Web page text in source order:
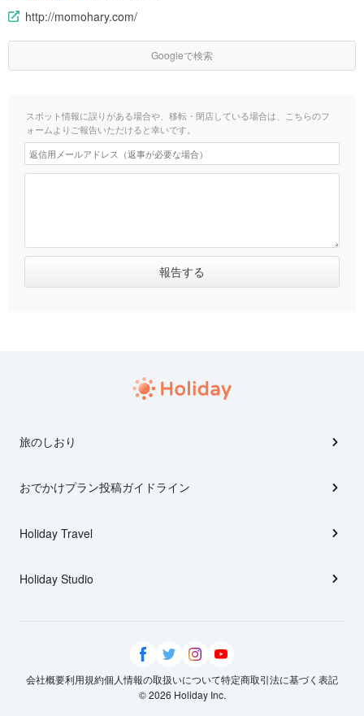
http://momohary.com/
Googleで検索
スポット情報に誤りがある場合や、移転・閉店している場合は、こちらのフ
ォームよりご報告いただけると幸いです。
旅のしおり
おでかけプラン投稿ガイドライン
Holiday Travel
Holiday Studio
会社概要利用規約個人情報の取扱いについて特定商取引法に基づく表記
© 2026 Holiday Inc.